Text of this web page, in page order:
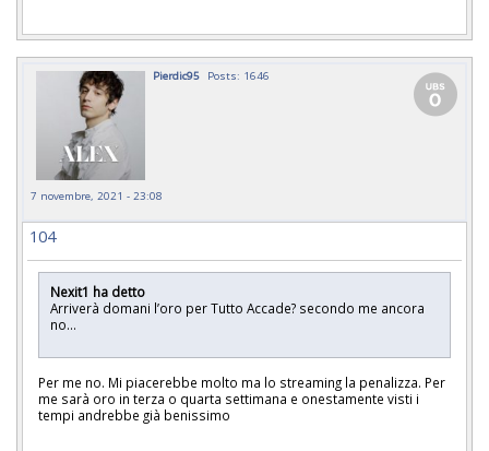
Pierdic95 Posts: 1646
7 novembre, 2021 - 23:08
104
Nexit1 ha detto
Arriverà domani l’oro per Tutto Accade? secondo me ancora
no…
Per me no. Mi piacerebbe molto ma lo streaming la penalizza. Per
me sarà oro in terza o quarta settimana e onestamente visti i
tempi andrebbe già benissimo